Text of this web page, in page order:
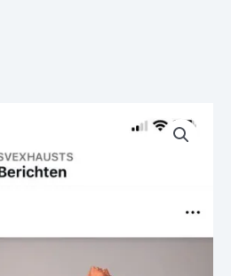
prix :
€ 819,00